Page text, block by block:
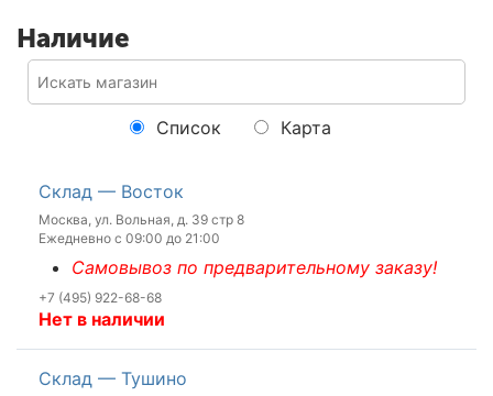
Наличие
Список Карта
Склад — Восток
Москва, ул. Вольная, д. 39 стр 8
Ежедневно с 09:00 до 21:00
Самовывоз по предварительному заказу!
+7 (495) 922-68-68
Нет в наличии
Склад — Тушино